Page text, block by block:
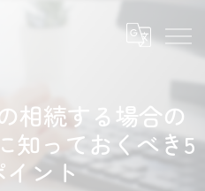
相続する場合の
知っておくべき5
イント